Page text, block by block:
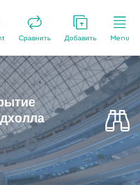
Сравнить Добавить Menu